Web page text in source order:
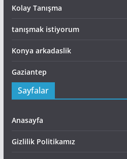
Kolay Tanışma
tanışmak istiyorum
Konya arkadaslik
Gaziantep
Sayfalar
Anasayfa
Gizlilik Politikamız